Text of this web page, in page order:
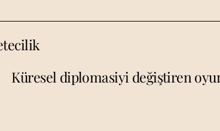
Küresel diplomasiyi değiştiren